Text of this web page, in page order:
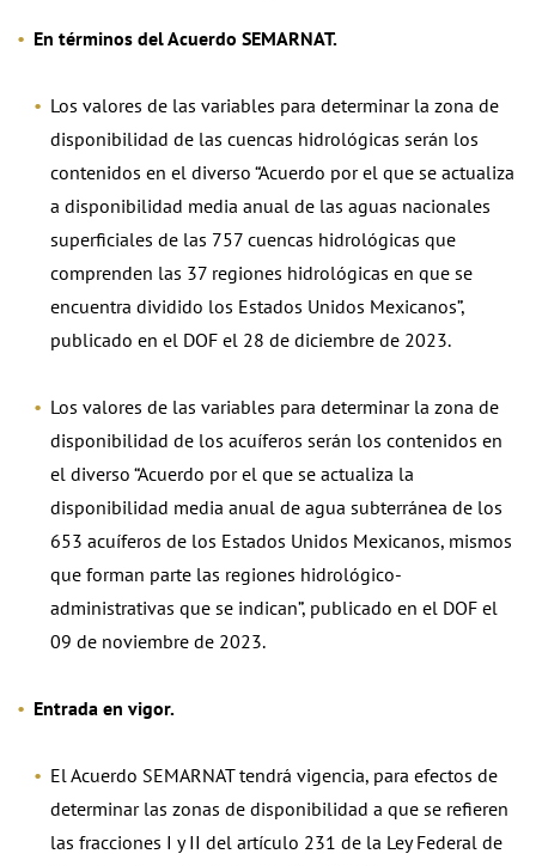
En términos del Acuerdo SEMARNAT.
Los valores de las variables para determinar la zona de
disponibilidad de las cuencas hidrológicas serán los
contenidos en el diverso “Acuerdo por el que se actualiza
a disponibilidad media anual de las aguas nacionales
superficiales de las 757 cuencas hidrológicas que
comprenden las 37 regiones hidrológicas en que se
encuentra dividido los Estados Unidos Mexicanos”,
publicado en el DOF el 28 de diciembre de 2023.
Los valores de las variables para determinar la zona de
disponibilidad de los acuíferos serán los contenidos en
el diverso “Acuerdo por el que se actualiza la
disponibilidad media anual de agua subterránea de los
653 acuíferos de los Estados Unidos Mexicanos, mismos
que forman parte las regiones hidrológico-
administrativas que se indican”, publicado en el DOF el
09 de noviembre de 2023.
Entrada en vigor.
El Acuerdo SEMARNAT tendrá vigencia, para efectos de
determinar las zonas de disponibilidad a que se refieren
las fracciones I y II del artículo 231 de la Ley Federal de